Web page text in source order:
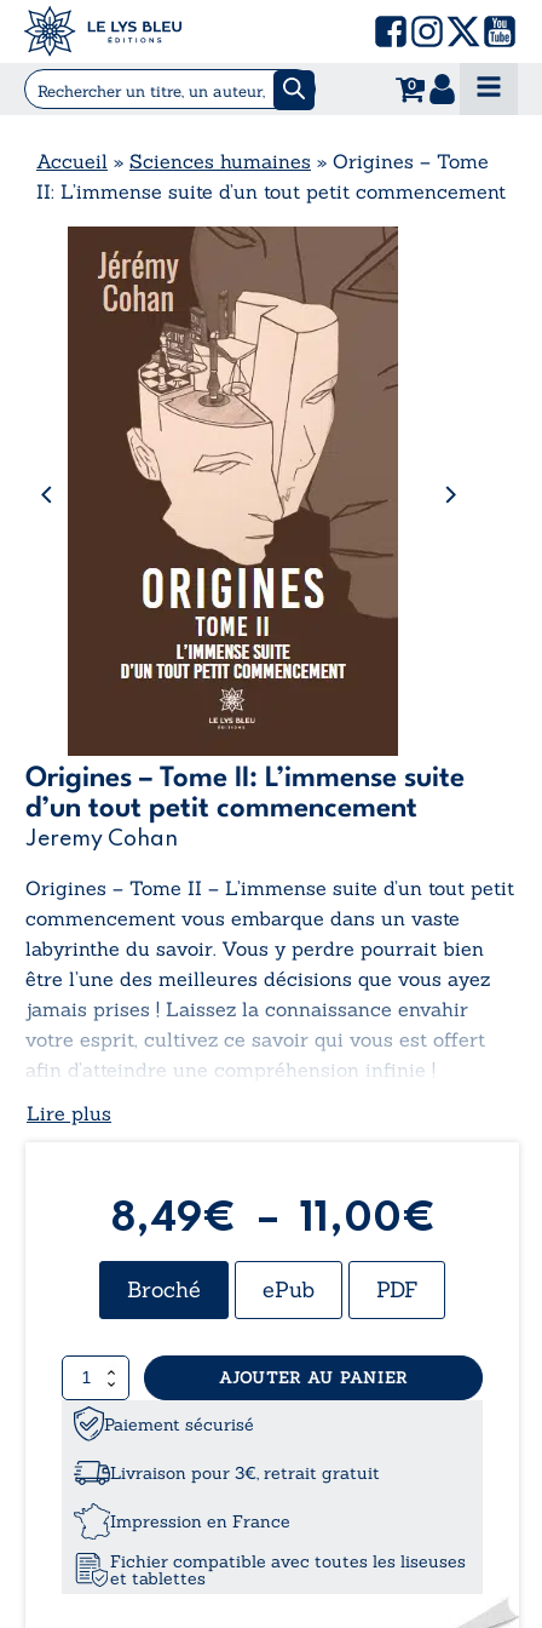
0
Accueil » Sciences humaines » Origines – Tome
II: L’immense suite d’un tout petit commencement
Origines – Tome II: L’immense suite
d’un tout petit commencement
Jeremy Cohan
Origines – Tome II – L’immense suite d’un tout petit
commencement vous embarque dans un vaste
labyrinthe du savoir. Vous y perdre pourrait bien
être l’une des meilleures décisions que vous ayez
jamais prises ! Laissez la connaissance envahir
votre esprit, cultivez ce savoir qui vous est offert
afin d’atteindre une compréhension infinie !
Lire plus
8,49€ – 11,00€
de
Broché ePub PDF
quantité
de
Origines
Tome
L’immense
suite
d’un
tout
AJOUTER AU PANIER
Paiement sécurisé
Livraison pour 3€, retrait gratuit
Impression en France
Fichier compatible avec toutes les liseuses
et tablettes